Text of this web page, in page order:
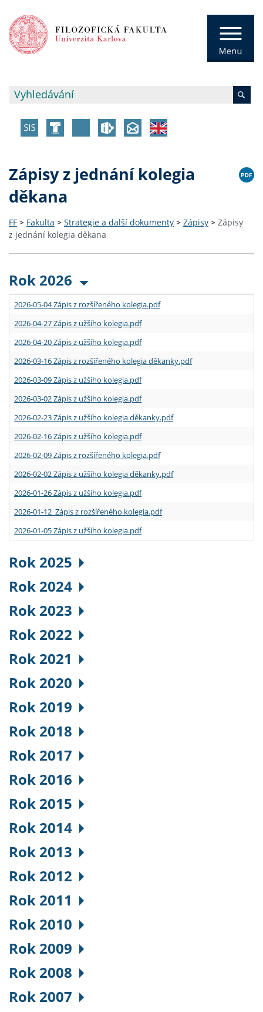
Zápisy z jednání kolegia
děkana
FF > Fakulta > Strategie a další dokumenty > Zápisy > Zápisy
z jednání kolegia děkana
Rok 2026
2026-05-04 Zápis z rozšířeného kolegia.pdf
2026-04-27 Zápis z užšího kolegia.pdf
2026-04-20 Zápis z užšího kolegia.pdf
2026-03-16 Zápis z rozšířeného kolegia děkanky.pdf
2026-03-09 Zápis z užšího kolegia.pdf
2026-03-02 Zápis z užšího kolegia.pdf
2026-02-23 Zápis z užšího kolegia děkanky.pdf
2026-02-16 Zápis z užšího kolegia.pdf
2026-02-09 Zápis z rozšířeného kolegia.pdf
2026-02-02 Zápis z užšího kolegia děkanky.pdf
2026-01-26 Zápis z užšího kolegia.pdf
2026-01-12 Zápis z rozšířeného kolegia.pdf
2026-01-05 Zápis z užšího kolegia.pdf
Rok 2025
Rok 2024
Rok 2023
Rok 2022
Rok 2021
Rok 2020
Rok 2019
Rok 2018
Rok 2017
Rok 2016
Rok 2015
Rok 2014
Rok 2013
Rok 2012
Rok 2011
Rok 2010
Rok 2009
Rok 2008
Rok 2007